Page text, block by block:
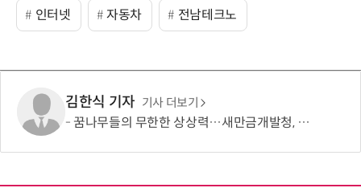
인터넷 자동차 전남테크노
김한식 기자 기사 더보기
꿈나무들의 무한한 상상력…새만금개발청, '2026 새만금 가족사랑 그림그리기 대회' 성료